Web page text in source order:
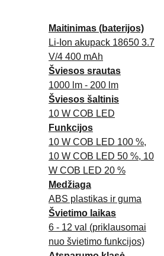
Maitinimas (baterijos)
Li-Ion akupack 18650 3.7
V/4 400 mAh
Šviesos srautas
1000 lm - 200 lm
Šviesos šaltinis
10 W COB LED
Funkcijos
10 W COB LED 100 %,
10 W COB LED 50 %, 10
W COB LED 20 %
Medžiaga
ABS plastikas ir guma
Švietimo laikas
6 - 12 val (priklausomai
nuo švietimo funkcijos)